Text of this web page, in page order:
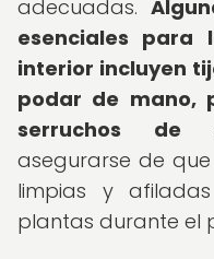
adecuadas.
esenciales
interior incluyen
podar de mano,
serruchos de
asegurarse de
limpias y
plantas durante el